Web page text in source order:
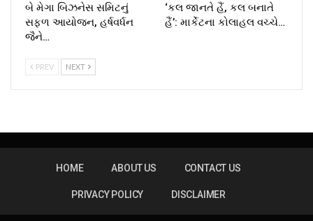
બે મેગા બિઝનેસ સમિટનું
સફળ આયોજન, હર્ષવર્ધન
જૈને…
‘કલ જાનતે હૈં, કલ બનાતે
હૈં’: માર્કેટના કોલાહલ વચ્ચે…
PREV NEXT
HOME ABOUT US CONTACT US
PRIVACY POLICY DISCLAIMER